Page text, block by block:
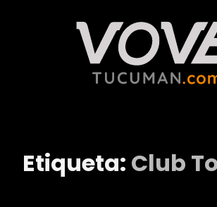
Etiqueta: Club